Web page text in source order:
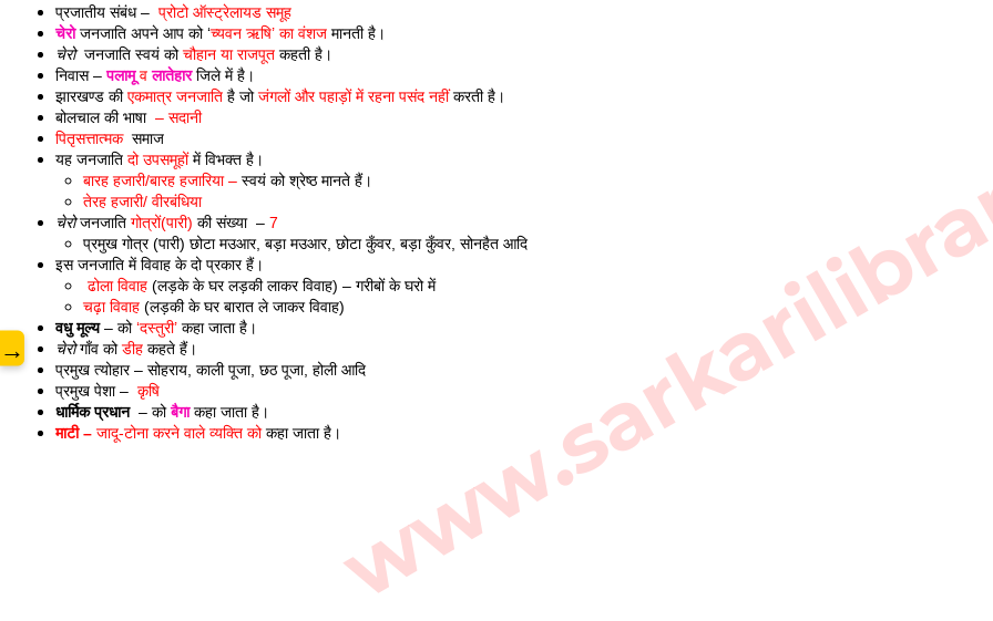
प्रजातीय संबंध – प्रोटो ऑस्ट्रेलायड समूह
चेरो जनजाति अपने आप को ‘च्यवन ऋषि’ का वंशज मानती है।
चेरो जनजाति स्वयं को चौहान या राजपूत कहती है।
निवास – पलामू व लातेहार जिले में है।
झारखण्ड की एकमात्र जनजाति है जो जंगलों और पहाड़ों में रहना पसंद नहीं करती है।
बोलचाल की भाषा – सदानी
पितृसत्तात्मक समाज
यह जनजाति दो उपसमूहों में विभक्त है।
बारह हजारी/बारह हजारिया – स्वयं को श्रेष्ठ मानते हैं।
तेरह हजारी/ वीरबंधिया
चेरो जनजाति गोत्रों(पारी) की संख्या – 7
प्रमुख गोत्र (पारी) छोटा मउआर, बड़ा मउआर, छोटा कुँवर, बड़ा कुँवर, सोनहैत आदि
इस जनजाति में विवाह के दो प्रकार हैं।
ढोला विवाह (लड़के के घर लड़की लाकर विवाह) – गरीबों के घरो में
चढ़ा विवाह (लड़की के घर बारात ले जाकर विवाह)
वधु मूल्य – को ‘दस्तुरी’ कहा जाता है।
चेरो गाँव को डीह कहते हैं।
प्रमुख त्योहार – सोहराय, काली पूजा, छठ पूजा, होली आदि
प्रमुख पेशा – कृषि
धार्मिक प्रधान – को बैगा कहा जाता है।
माटी – जादू-टोना करने वाले व्यक्ति को कहा जाता है।
→